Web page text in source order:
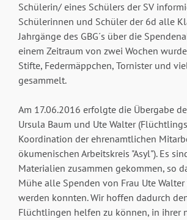
Schülerin/ eines Schülers der SV
Schülerinnen und Schüler der 6d alle
Jahrgänge des GBG´s über die
einem Zeitraum von zwei Wochen
Stifte, Federmäppchen, Tornister und
gesammelt.
Am 17.06.2016 erfolgte die Übergabe
Ursula Baum und Ute Walter
Koordination der ehrenamtlichen
ökumenischen Arbeitskreis "Asyl"). Es
Materialien zusammen gekommen, so
Mühe alle Spenden von Frau Ute
werden konnten. Wir hoffen dadurch
Flüchtlingen helfen zu können, in ihrer